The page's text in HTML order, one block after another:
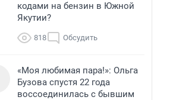
кодами на бензин в Южной
Якутии?
818 Обсудить
«Моя любимая пара!»: Ольга
Бузова спустя 22 года
воссоединилась с бывшим